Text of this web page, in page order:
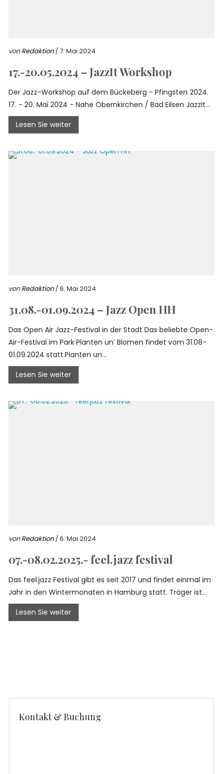
vonRedaktion / 7. Mai 2024
17.-20.05.2024 – JazzIt Workshop
Der Jazz-Workshop auf dem Bückeberg - Pfingsten 2024.
17. - 20. Mai 2024 - Nahe Obernkirchen / Bad Eilsen ​JazzIt...
Lesen Sie weiter
vonRedaktion / 6. Mai 2024
31.08.-01.09.2024 – Jazz Open HH
Das Open Air Jazz-Festival in der Stadt Das beliebte Open-
Air-Festival im Park Planten un’ Blomen findet vom 31.08-
01.09.2024 statt.Planten un...
Lesen Sie weiter
vonRedaktion / 6. Mai 2024
07.-08.02.2025.- feel.jazz festival
Das feel.jazz Festival gibt es seit 2017 und findet einmal im
Jahr in den Wintermonaten in Hamburg statt. Träger ist...
Lesen Sie weiter
Kontakt & Buchung